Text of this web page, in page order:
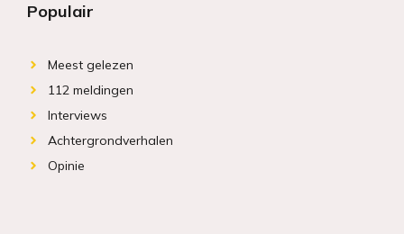
Populair
Meest gelezen
112 meldingen
Interviews
Achtergrondverhalen
Opinie